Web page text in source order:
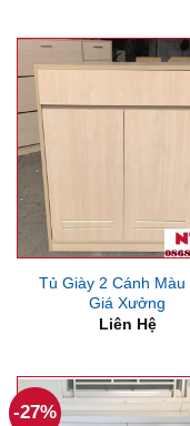
Tủ Giày 2 Cánh Màu
Giá Xưởng
Liên Hệ
-27%